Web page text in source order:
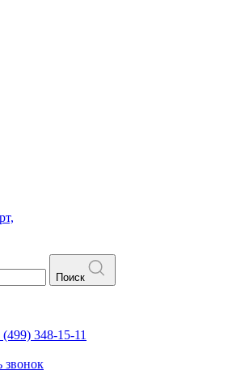
Поиск
(499) 348-15-11
звонок